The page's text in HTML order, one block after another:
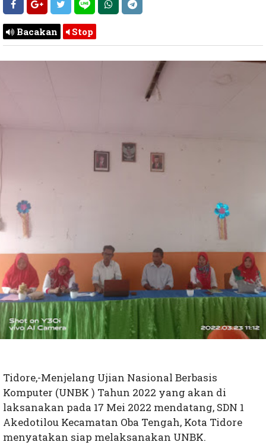
Bacakan Stop
Tidore,-Menjelang Ujian Nasional Berbasis
Komputer (UNBK ) Tahun 2022 yang akan di
laksanakan pada 17 Mei 2022 mendatang, SDN 1
Akedotilou Kecamatan Oba Tengah, Kota Tidore
menyatakan siap melaksanakan UNBK.